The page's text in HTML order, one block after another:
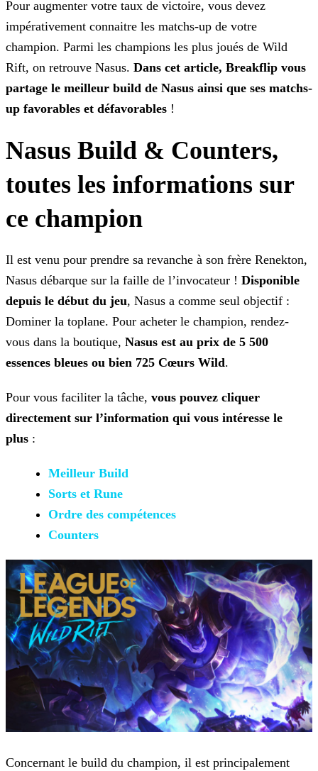
Pour augmenter votre taux de victoire, vous devez
impérativement connaitre les matchs-up de votre
champion. Parmi les champions les plus joués de Wild
Rift, on retrouve Nasus. Dans cet article, Breakflip vous
partage le meilleur build de Nasus ainsi que ses matchs-
up favorables et défavorables !
Nasus Build & Counters,
toutes les informations sur
ce champion
Il est venu pour prendre sa revanche à son frère Renekton,
Nasus débarque sur la faille de l’invocateur ! Disponible
depuis le début du jeu, Nasus a comme seul objectif :
Dominer la toplane. Pour acheter le champion, rendez-
vous dans la boutique, Nasus est au prix de 5 500
essences bleues ou bien 725 Cœurs Wild.
Pour vous faciliter la tâche, vous pouvez cliquer
directement sur l’information qui vous intéresse le
plus :
Meilleur Build
Sorts et Rune
Ordre des compétences
Counters
Concernant le build du champion, il est principalement